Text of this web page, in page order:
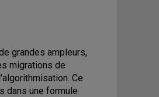
grandes ampleurs,
migrations de
Ce
dans une formule